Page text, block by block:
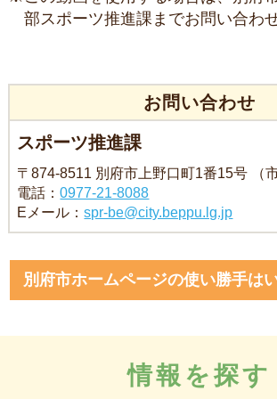
部スポーツ推進課までお問い合わ
お問い合わせ
スポーツ推進課
〒874-8511 別府市上野口町1番15号 （
電話：0977-21-8088
Eメール：spr-be@city.beppu.lg.jp
別府市ホームページの使い勝手は
情報を探す